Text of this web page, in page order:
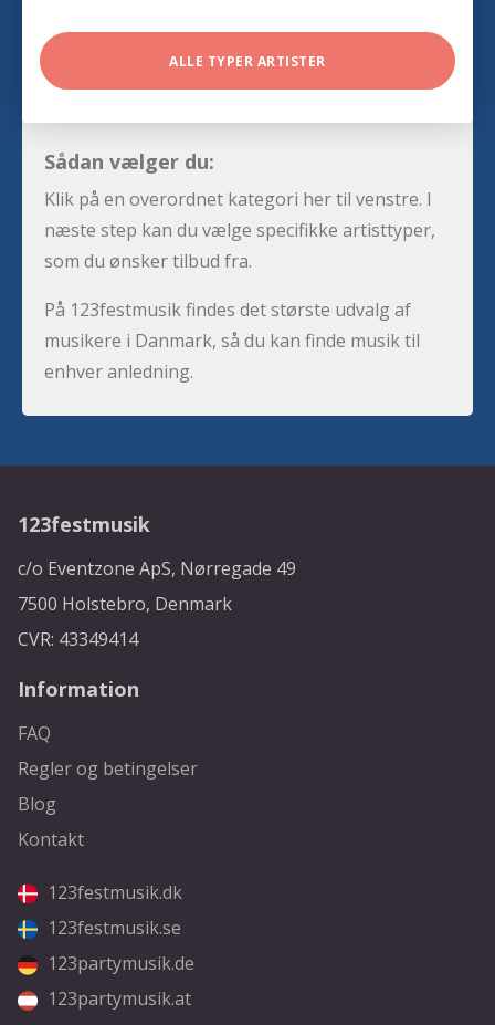
ALLE TYPER ARTISTER
Sådan vælger du:
Klik på en overordnet kategori her til venstre. I
næste step kan du vælge specifikke artisttyper,
som du ønsker tilbud fra.
På 123festmusik findes det største udvalg af
musikere i Danmark, så du kan finde musik til
enhver anledning.
123festmusik
c/o Eventzone ApS, Nørregade 49
7500 Holstebro, Denmark
CVR: 43349414
Information
FAQ
Regler og betingelser
Blog
Kontakt
123festmusik.dk
123festmusik.se
123partymusik.de
123partymusik.at